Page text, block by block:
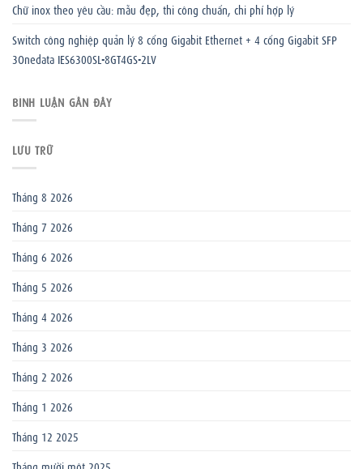
Chữ inox theo yêu cầu: mẫu đẹp, thi công chuẩn, chi phí hợp lý
Switch công nghiệp quản lý 8 cổng Gigabit Ethernet + 4 cổng Gigabit SFP
3Onedata IES6300SL-8GT4GS-2LV
BÌNH LUẬN GẦN ĐÂY
LƯU TRỮ
Tháng 8 2026
Tháng 7 2026
Tháng 6 2026
Tháng 5 2026
Tháng 4 2026
Tháng 3 2026
Tháng 2 2026
Tháng 1 2026
Tháng 12 2025